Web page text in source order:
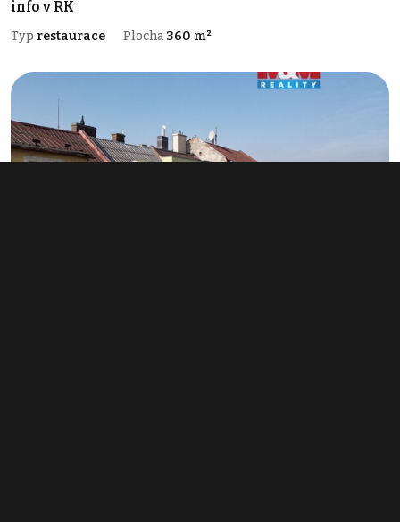
info v RK
Typ restaurace Plocha 360 m²